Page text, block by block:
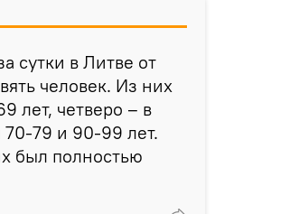
сутки в Литве от
человек. Из них
лет, четверо – в
70-79 и 90-99 лет.
был полностью